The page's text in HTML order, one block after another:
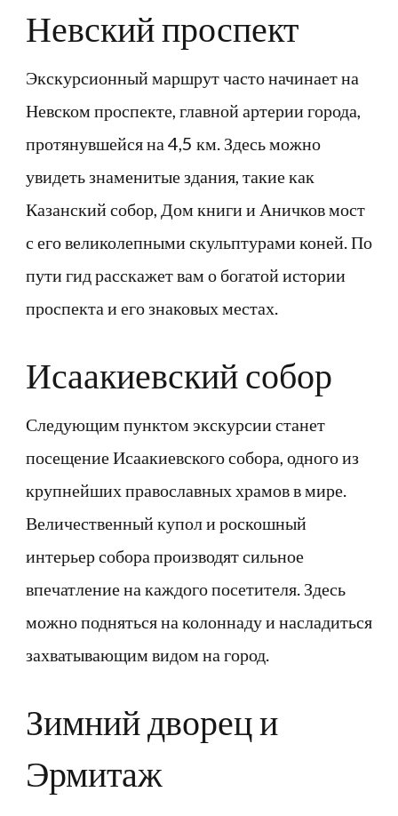
Невский проспект
Экскурсионный маршрут часто начинает на
Невском проспекте, главной артерии города,
протянувшейся на 4,5 км. Здесь можно
увидеть знаменитые здания, такие как
Казанский собор, Дом книги и Аничков мост
с его великолепными скульптурами коней. По
пути гид расскажет вам о богатой истории
проспекта и его знаковых местах.
Исаакиевский собор
Следующим пунктом экскурсии станет
посещение Исаакиевского собора, одного из
крупнейших православных храмов в мире.
Величественный купол и роскошный
интерьер собора производят сильное
впечатление на каждого посетителя. Здесь
можно подняться на колоннаду и насладиться
захватывающим видом на город.
Зимний дворец и
Эрмитаж